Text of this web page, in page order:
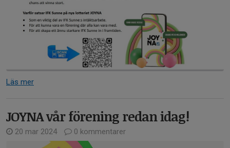
Läs mer
JOYNA vår förening redan idag!
20 mar 2024 0 kommentarer